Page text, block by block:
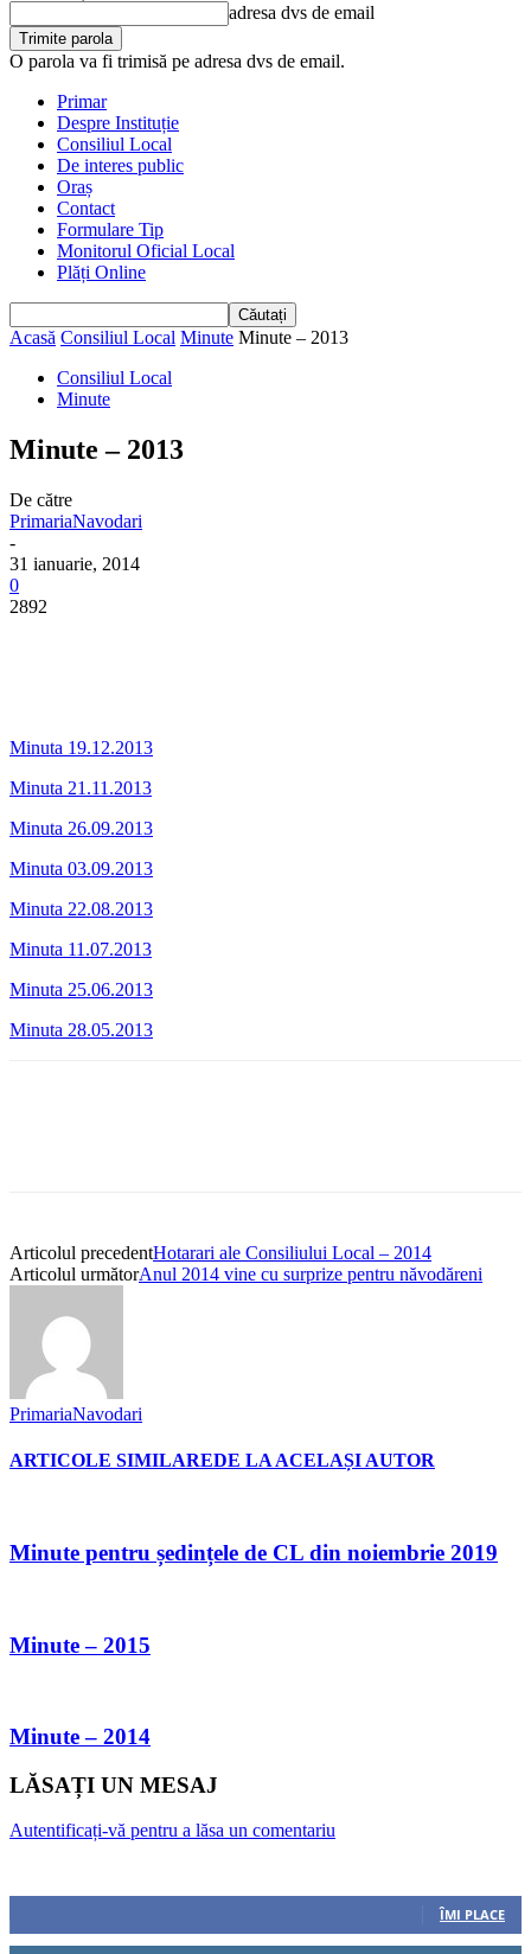
adresa dvs de email
O parola va fi trimisă pe adresa dvs de email.
Primar
Despre Instituție
Consiliul Local
De interes public
Oraș
Contact
Formulare Tip
Monitorul Oficial Local
Plăți Online
Acasă Consiliul Local Minute Minute – 2013
Consiliul Local
Minute
Minute – 2013
De către
PrimariaNavodari
-
31 ianuarie, 2014
0
2892
Minuta 19.12.2013
Minuta 21.11.2013
Minuta 26.09.2013
Minuta 03.09.2013
Minuta 22.08.2013
Minuta 11.07.2013
Minuta 25.06.2013
Minuta 28.05.2013
Articolul precedentHotarari ale Consiliului Local – 2014
Articolul următorAnul 2014 vine cu surprize pentru năvodăreni
PrimariaNavodari
ARTICOLE SIMILAREDE LA ACELAȘI AUTOR
Minute pentru ședințele de CL din noiembrie 2019
Minute – 2015
Minute – 2014
LĂSAȚI UN MESAJ
Autentificați-vă pentru a lăsa un comentariu
ÎMI PLACE